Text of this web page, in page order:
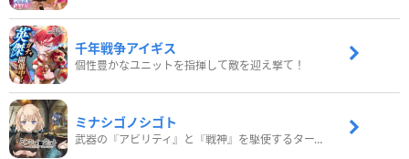
千年戦争アイギス
個性豊かなユニットを指揮して敵を迎え撃て！
ミナシゴノシゴト
武器の『アビリティ』と『戦神』を駆使するターン制コマンドバトルRPG！